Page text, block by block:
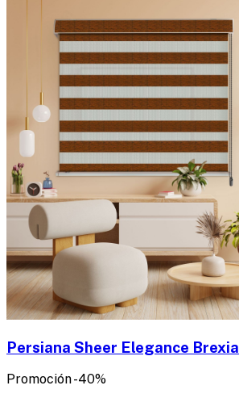
Persiana Sheer Elegance Brexia
Promoción-40%